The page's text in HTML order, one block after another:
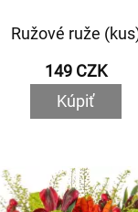
Ružové ruže
149 CZK
Kúpiť